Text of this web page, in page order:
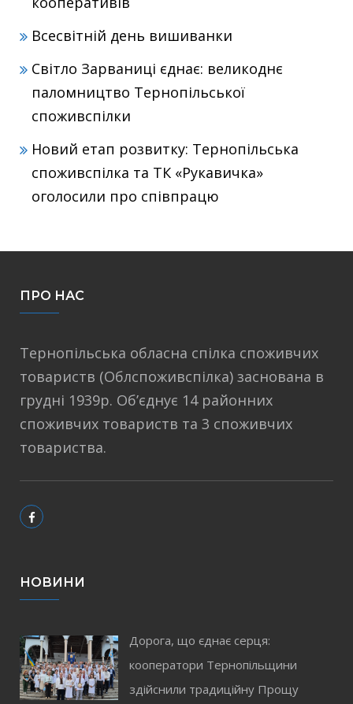
Всесвітній день вишиванки
Світло Зарваниці єднає: великоднє
паломництво Тернопільської
споживспілки
Новий етап розвитку: Тернопільська
споживспілка та ТК «Рукавичка»
оголосили про співпрацю
ПРО НАС
Тернопільська обласна спілка споживчих
товариств (Облспоживспілка) заснована в
грудні 1939р. Об’єднує 14 районних
споживчих товариств та 3 споживчих
товариства.
НОВИНИ
Дорога, що єднає серця:
кооператори Тернопільщини
здійснили традиційну Прощу